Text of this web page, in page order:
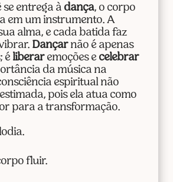
se entrega à dança, o corpo
em um instrumento. A
alma, e cada batida faz
Dançarnão é apenas
é liberaremoções e celebrar
da música na
espiritual não
pois ela atua como
para a transformação.
fluir.